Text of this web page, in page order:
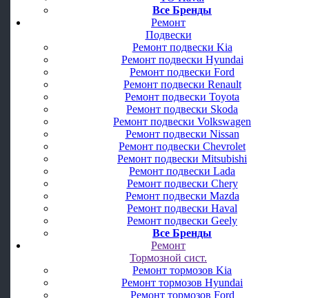
Все Бренды
Ремонт
Подвески
Ремонт подвески Kia
Ремонт подвески Hyundai
Ремонт подвески Ford
Ремонт подвески Renault
Ремонт подвески Toyota
Ремонт подвески Skoda
Ремонт подвески Volkswagen
Ремонт подвески Nissan
Ремонт подвески Chevrolet
Ремонт подвески Mitsubishi
Ремонт подвески Lada
Ремонт подвески Chery
Ремонт подвески Mazda
Ремонт подвески Haval
Ремонт подвески Geely
Все Бренды
Ремонт
Тормозной сист.
Ремонт тормозов Kia
Ремонт тормозов Hyundai
Ремонт тормозов Ford